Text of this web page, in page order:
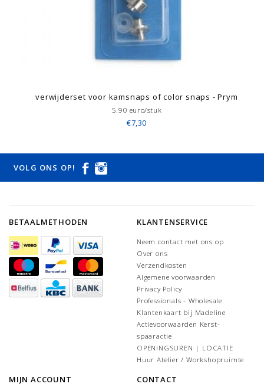
verwijderset voor kamsnaps of color snaps - Prym
5.90 euro/stuk
€7,30
VOLG ONS OP!
BETAALMETHODEN KLANTENSERVICE
Neem contact met ons op
Over ons
Verzendkosten
Algemene voorwaarden
Privacy Policy
Professionals - Wholesale
Klantenkaart bij Madeline
Actievoorwaarden Kerst-
spaaractie
OPENINGSUREN | LOCATIE
Huur Atelier / Workshopruimte
MIJN ACCOUNT CONTACT